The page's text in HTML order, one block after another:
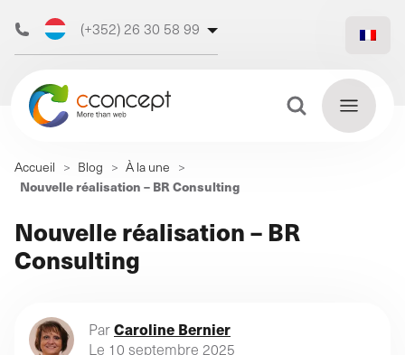
(+352) 26 30 58 99
(+32) 473 50 31 70
Recherche
de
: Découvrez
notre
agence web
En
savoir
Accueil > Blog > À la une >
Nouvelle réalisation – BR Consulting
Nouvelle réalisation – BR
Consulting
ParCaroline Bernier
Le 10 septembre 2025